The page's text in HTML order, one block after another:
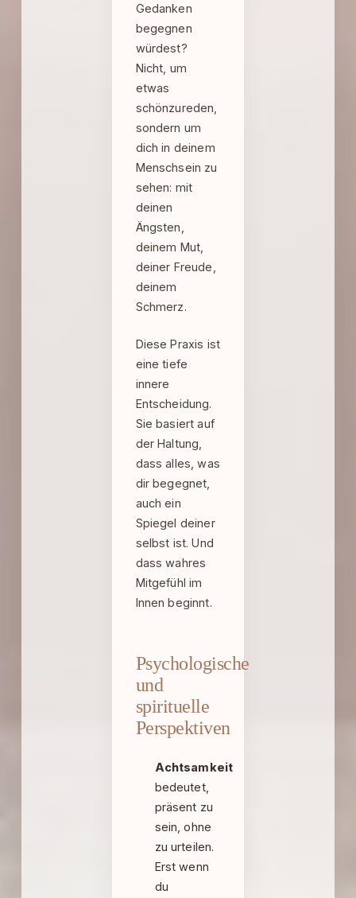
Gedanken
begegnen
würdest?
Nicht, um
etwas
schönzureden,
sondern um
dich in deinem
Menschsein zu
sehen: mit
deinen
Ängsten,
deinem Mut,
deiner Freude,
deinem
Schmerz.
Diese Praxis ist
eine tiefe
innere
Entscheidung.
Sie basiert auf
der Haltung,
dass alles, was
dir begegnet,
auch ein
Spiegel deiner
selbst ist. Und
dass wahres
Mitgefühl im
Innen beginnt.
Psychologische
und
spirituelle
Perspektiven
Achtsamkeit
bedeutet,
präsent zu
sein, ohne
zu urteilen.
Erst wenn
du